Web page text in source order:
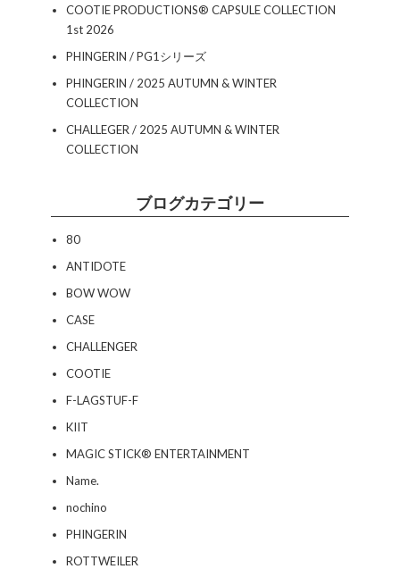
COOTIE PRODUCTIONS®︎ CAPSULE COLLECTION
1st 2026
PHINGERIN / PG1シリーズ
PHINGERIN / 2025 AUTUMN & WINTER
COLLECTION
CHALLEGER / 2025 AUTUMN & WINTER
COLLECTION
ブログカテゴリー
80
ANTIDOTE
BOW WOW
CASE
CHALLENGER
COOTIE
F-LAGSTUF-F
KIIT
MAGIC STICK® ENTERTAINMENT
Name.
nochino
PHINGERIN
ROTTWEILER